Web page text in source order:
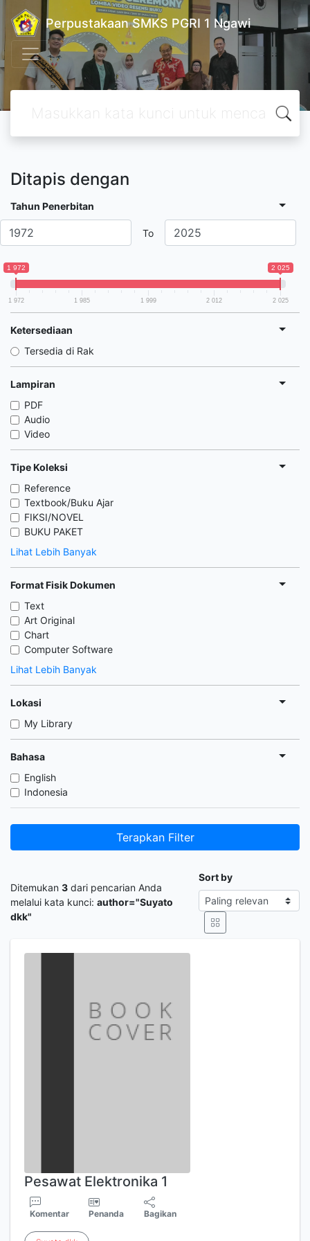
Perpustakaan SMKS PGRI 1 Ngawi
Ditapis dengan
Tahun Penerbitan
To
1 972 2 025
1 972 1 985 1 999 2 012 2 025
Ketersediaan
Tersedia di Rak
Lampiran
PDF
Audio
Video
Tipe Koleksi
Reference
Textbook/Buku Ajar
FIKSI/NOVEL
BUKU PAKET
Lihat Lebih Banyak
Format Fisik Dokumen
Text
Art Original
Chart
Computer Software
Lihat Lebih Banyak
Lokasi
My Library
Bahasa
English
Indonesia
Terapkan Filter
Ditemukan 3 dari pencarian Anda
melalui kata kunci: author="Suyato
dkk"
Sort by
Pesawat Elektronika 1
Komentar Penanda Bagikan